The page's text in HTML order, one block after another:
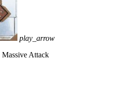
play_arrow
Massive Attack